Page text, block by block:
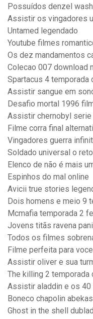
Possuídos denzel
Assistir os vingadores
Untamed legendado
Youtube filmes
Os dez mandamentos
Colecao 007 download
Spartacus 4 temporada
Assistir sangue em
Desafio mortal 1996
Assistir chernobyl serie
Filme corra final
Vingadores guerra
Soldado universal o
Elenco de não é mais
Espinhos do mal online
Avicii true stories
Dois homens e meio 9
Mcmafia temporada 2
Jovens titãs ravena
Todos os filmes
Filme perfeita para
Assistir oliver e sua
The killing 2 temporada
Assistir aladdin e os
Boneco chapolin abekas
Ghost in the shell